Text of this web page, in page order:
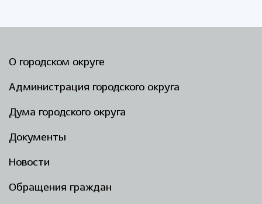
О городском округе
Администрация городского округа
Дума городского округа
Документы
Новости
Обращения граждан